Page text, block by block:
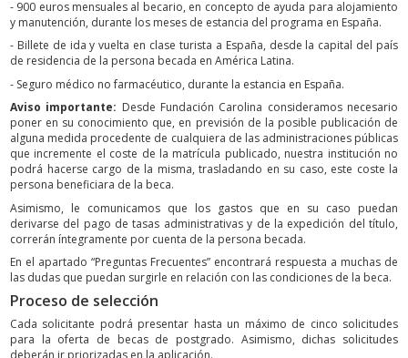
- 900 euros mensuales al becario, en concepto de ayuda para alojamiento
y manutención, durante los meses de estancia del programa en España.
- Billete de ida y vuelta en clase turista a España, desde la capital del país
de residencia de la persona becada en América Latina.
- Seguro médico no farmacéutico, durante la estancia en España.
Aviso importante: Desde Fundación Carolina consideramos necesario
poner en su conocimiento que, en previsión de la posible publicación de
alguna medida procedente de cualquiera de las administraciones públicas
que incremente el coste de la matrícula publicado, nuestra institución no
podrá hacerse cargo de la misma, trasladando en su caso, este coste la
persona beneficiara de la beca.
Asimismo, le comunicamos que los gastos que en su caso puedan
derivarse del pago de tasas administrativas y de la expedición del título,
correrán íntegramente por cuenta de la persona becada.
En el apartado “Preguntas Frecuentes” encontrará respuesta a muchas de
las dudas que puedan surgirle en relación con las condiciones de la beca.
Proceso de selección
Cada solicitante podrá presentar hasta un máximo de cinco solicitudes
para la oferta de becas de postgrado. Asimismo, dichas solicitudes